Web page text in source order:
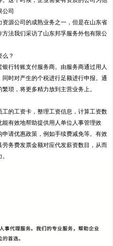
是有时候除了实际工资的发放外，发放
临时工、或者项目外包给私人，费用进
这个时候，企业需要有资质的公司为他
公司
源公司的成熟业务之一，但是在山东省
？
行转账支付服务商。由服务商通过用人
时对产生的个税进行足额进行申报。通
琐，将更多精力放到主营业务上。
的工资卡，整理工资信息，计算工资数